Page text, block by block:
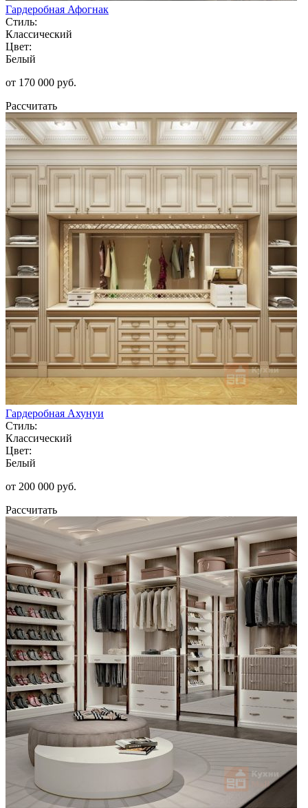
Гардеробная Афогнак
Стиль:
Классический
Цвет:
Белый
от 170 000 руб.
Рассчитать
Гардеробная Ахунуи
Стиль:
Классический
Цвет:
Белый
от 200 000 руб.
Рассчитать